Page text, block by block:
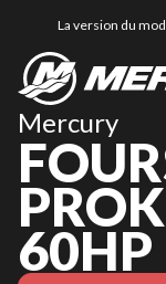
La version du
Mercury
60HP